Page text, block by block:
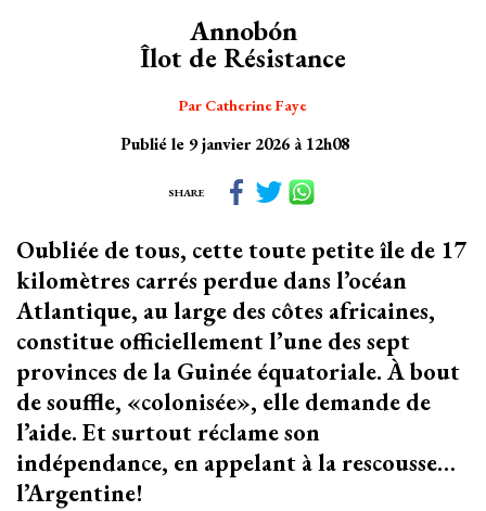
Annobón
Îlot de Résistance
Par Catherine Faye
Publié le 9 janvier 2026 à 12h08
SHARE
Oubliée de tous, cette toute petite île de 17
kilomètres carrés perdue dans l’océan
Atlantique, au large des côtes africaines,
constitue officiellement l’une des sept
provinces de la Guinée équatoriale. À bout
de souffle, «colonisée», elle demande de
l’aide. Et surtout réclame son
indépendance, en appelant à la rescousse…
l’Argentine!